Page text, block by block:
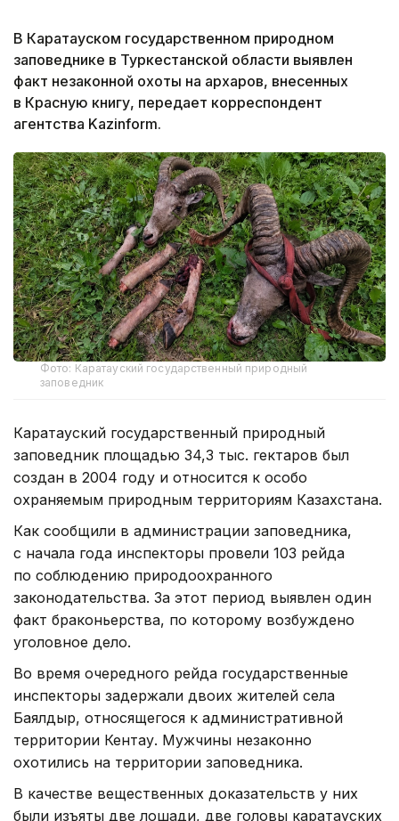
В Каратауском государственном природном
заповеднике в Туркестанской области выявлен
факт незаконной охоты на архаров, внесенных
в Красную книгу, передает корреспондент
агентства Kazinform.
Фото: Каратауский государственный природный
заповедник
Каратауский государственный природный
заповедник площадью 34,3 тыс. гектаров был
создан в 2004 году и относится к особо
охраняемым природным территориям Казахстана.
Как сообщили в администрации заповедника,
с начала года инспекторы провели 103 рейда
по соблюдению природоохранного
законодательства. За этот период выявлен один
факт браконьерства, по которому возбуждено
уголовное дело.
Во время очередного рейда государственные
инспекторы задержали двоих жителей села
Баялдыр, относящегося к административной
территории Кентау. Мужчины незаконно
охотились на территории заповедника.
В качестве вещественных доказательств у них
были изъяты две лошади, две головы каратауских